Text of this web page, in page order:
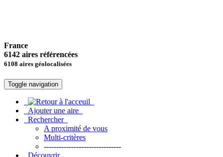
France
6142 aires référencées
6108 aires géolocalisées
Toggle navigation
Ajouter une aire
Rechercher
A proximité de vous
Multi-critères
-------------------------------
Découvrir